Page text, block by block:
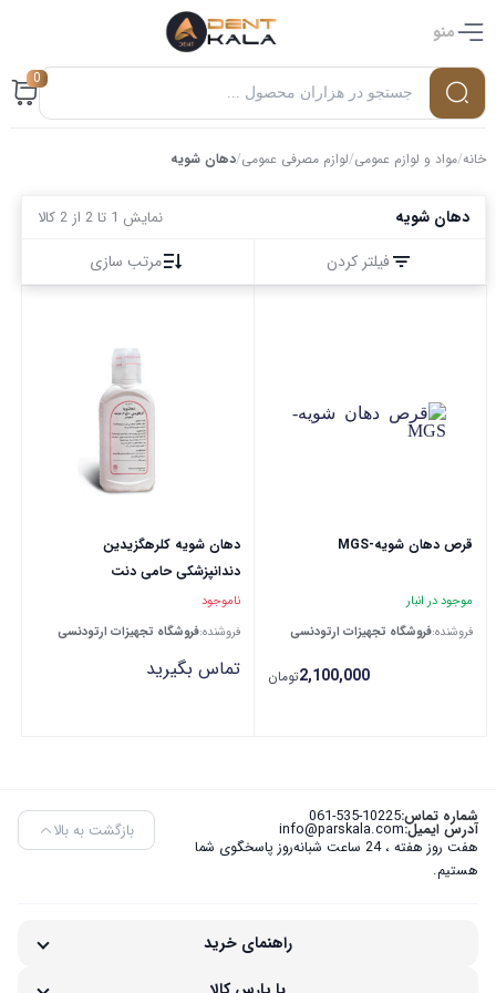
منو
0
خانه/مواد و لوازم عمومی/لوازم مصرفی عمومی/دهان شویه
دهان شویه نمایش 1 تا 2 از 2 کالا
فیلتر کردن مرتب سازی
قرص دهان شویه-MGS
موجود در انبار
فروشنده:فروشگاه تجهیزات ارتودنسی
2,100,000تومان
دهان شویه کلرهگزیدین
دندانپزشکی حامی دنت
ناموجود
فروشنده:فروشگاه تجهیزات ارتودنسی
تماس بگیرید
شماره تماس:061-535-10225
آدرس ایمیل:info@parskala.com
هفت روز هفته ، 24 ساعت شبانه‌روز پاسخگوی شما
هستیم.
بازگشت به بالا
راهنمای خرید